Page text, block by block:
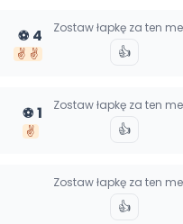
⚽ 4
✌️ ✌️
Zostaw łapkę za ten
👍
⚽ 1
✌️
Zostaw łapkę za ten
👍
Zostaw łapkę za ten
👍